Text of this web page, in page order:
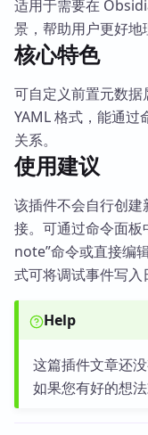
适用于需要在
景，帮助用户更好地
核心特色
可自定义前置元数
YAML 格式，能通过
关系。
使用建议
该插件不会自行创
接。可通过命令面
note”命令或直接编
式可将调试事件写入
Help
这篇插件文章还
如果您有好的想